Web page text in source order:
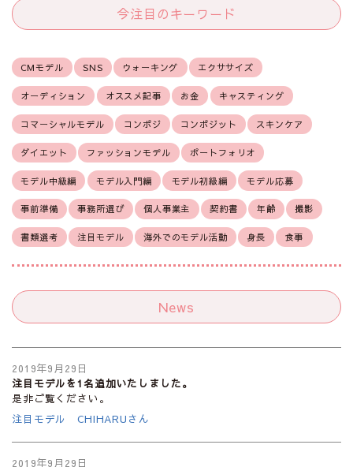
今注目のキーワード
CMモデル SNS ウォーキング エクササイズ
オーディション オススメ記事 お金 キャスティング
コマーシャルモデル コンポジ コンポジット スキンケア
ダイエット ファッションモデル ポートフォリオ
モデル中級編 モデル入門編 モデル初級編 モデル応募
事前準備 事務所選び 個人事業主 契約書 年齢 撮影
書類選考 注目モデル 海外でのモデル活動 身長 食事
News
2019年9月29日
注目モデルを1名追加いたしました。
是非ご覧ください。
注目モデル CHIHARUさん
2019年9月29日